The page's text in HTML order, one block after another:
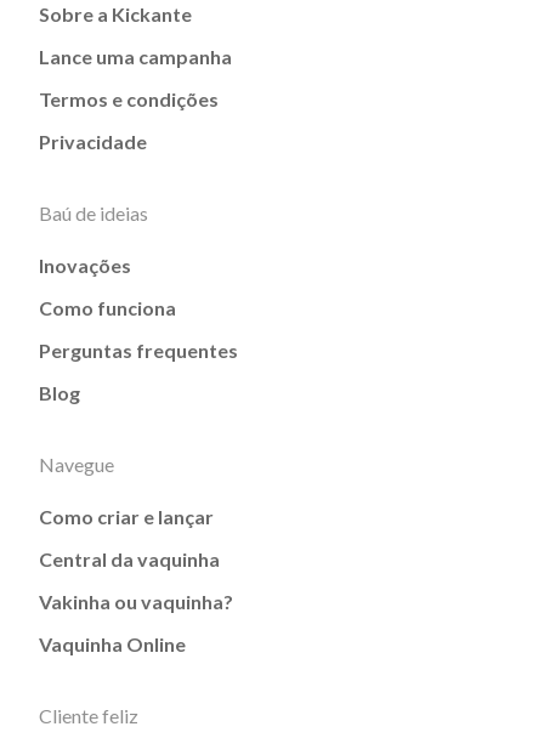
Sobre a Kickante
Lance uma campanha
Termos e condições
Privacidade
Baú de ideias
Inovações
Como funciona
Perguntas frequentes
Blog
Navegue
Como criar e lançar
Central da vaquinha
Vakinha ou vaquinha?
Vaquinha Online
Cliente feliz